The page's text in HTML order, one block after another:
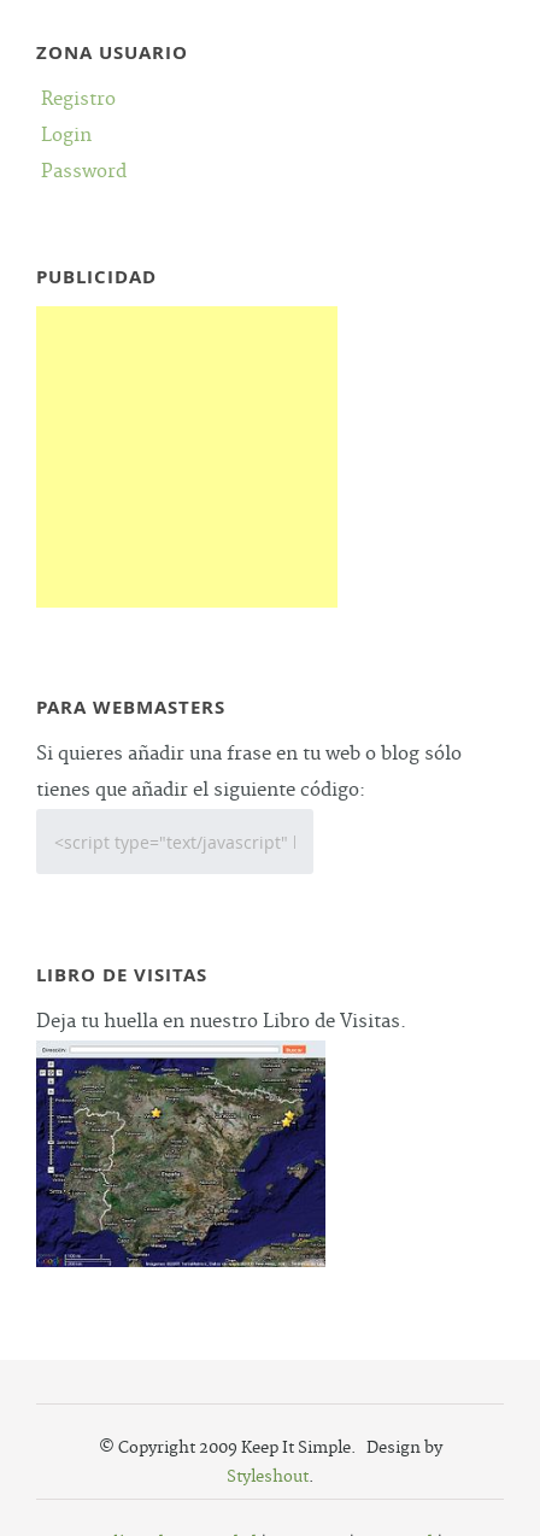
ZONA USUARIO
Registro
Login
Password
PUBLICIDAD
PARA WEBMASTERS
Si quieres añadir una frase en tu web o blog sólo
tienes que añadir el siguiente código:
LIBRO DE VISITAS
Deja tu huella en nuestro Libro de Visitas.
© Copyright 2009 Keep It Simple. Design by
Styleshout.